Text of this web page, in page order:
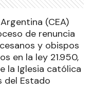
(CEA)
de renuncia
y obispos
en la ley 21.950,
la Iglesia católica
del Estado